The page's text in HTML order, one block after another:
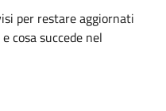
per restare aggiornati
cosa succede nel